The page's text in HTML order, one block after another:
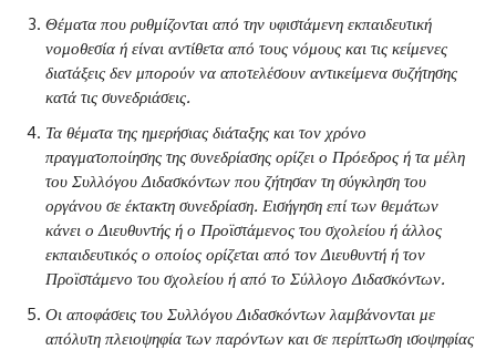
Θέματα που ρυθμίζονται από την υφιστάμενη εκπαιδευτική
νομοθεσία ή είναι αντίθετα από τους νόμους και τις κείμενες
διατάξεις δεν μπορούν να αποτελέσουν αντικείμενα συζήτησης
κατά τις συνεδριάσεις.
Τα θέματα της ημερήσιας διάταξης και τον χρόνο
πραγματοποίησης της συνεδρίασης ορίζει ο Πρόεδρος ή τα μέλη
του Συλλόγου Διδασκόντων που ζήτησαν τη σύγκληση του
οργάνου σε έκτακτη συνεδρίαση. Εισήγηση επί των θεμάτων
κάνει ο Διευθυντής ή ο Προϊστάμενος του σχολείου ή άλλος
εκπαιδευτικός ο οποίος ορίζεται από τον Διευθυντή ή τον
Προϊστάμενο του σχολείου ή από το Σύλλογο Διδασκόντων.
Οι αποφάσεις του Συλλόγου Διδασκόντων λαμβάνονται με
απόλυτη πλειοψηφία των παρόντων και σε περίπτωση ισοψηφίας